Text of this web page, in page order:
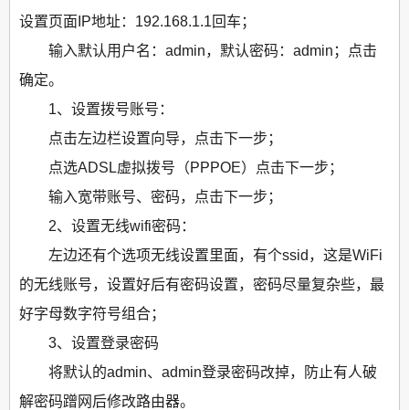
设置页面IP地址：192.168.1.1回车；
输入默认用户名：admin，默认密码：admin；点击
确定。
1、设置拨号账号：
点击左边栏设置向导，点击下一步；
点选ADSL虚拟拨号（PPPOE）点击下一步；
输入宽带账号、密码，点击下一步；
2、设置无线wifi密码：
左边还有个选项无线设置里面，有个ssid，这是WiFi
的无线账号，设置好后有密码设置，密码尽量复杂些，最
好字母数字符号组合；
3、设置登录密码
将默认的admin、admin登录密码改掉，防止有人破
解密码蹭网后修改路由器。